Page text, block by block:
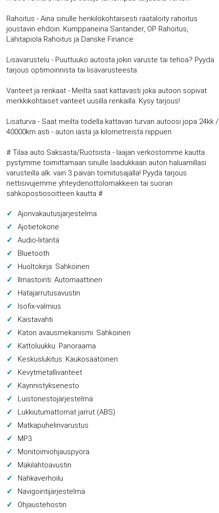
Rahoitus - Aina sinulle henkilökohtaisesti räätälöity rahoitus
joustavin ehdoin. Kumppaneina Santander, OP Rahoitus,
Lähitapiola Rahoitus ja Danske Finance
Lisävarustelu - Puuttuuko autosta jokin varuste tai tehoa? Pyydä
tarjous optimoinnista tai lisävarusteesta
Vanteet ja renkaat - Meiltä saat kattavasti joka autoon sopivat
merkkikohtaiset vanteet uusilla renkailla. Kysy tarjous!
Lisäturva - Saat meiltä todella kattavan turvan autoosi jopa 24kk /
40000km asti - auton iästä ja kilometreistä riippuen
# Tilaa auto Saksasta/Ruotsista - laajan verkostomme kautta
pystymme toimittamaan sinulle laadukkaan auton haluamillasi
varusteilla alk. vain 3 päivän toimitusajalla! Pyydä tarjous
nettisivujemme yhteydenottolomakkeen tai suoran
sähköpostiosoitteen kautta #
Ajonvakautusjärjestelmä
Ajotietokone
Audio-liitäntä
Bluetooth
Huoltokirja: Sähköinen
Ilmastointi: Automaattinen
Hätäjarrutusavustin
Isofix-valmius
Kaistavahti
Katon avausmekanismi: Sähköinen
Kattoluukku: Panoraama
Keskuslukitus: Kaukosäätöinen
Kevytmetallivanteet
Käynnistyksenesto
Luistonestojärjestelmä
Lukkiutumattomat jarrut (ABS)
Matkapuhelinvarustus
MP3
Monitoimiohjauspyörä
Mäkilähtöavustin
Nahkaverhoilu
Navigointijärjestelmä
Ohjaustehostin